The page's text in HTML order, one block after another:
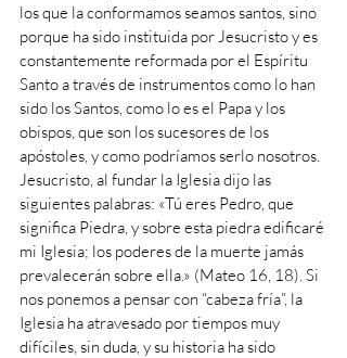
los que la conformamos seamos santos, sino
porque ha sido instituida por Jesucristo y es
constantemente reformada por el Espíritu
Santo a través de instrumentos como lo han
sido los Santos, como lo es el Papa y los
obispos, que son los sucesores de los
apóstoles, y como podríamos serlo nosotros.
Jesucristo, al fundar la Iglesia dijo las
siguientes palabras: «Tú eres Pedro, que
significa Piedra, y sobre esta piedra edificaré
mi Iglesia; los poderes de la muerte jamás
prevalecerán sobre ella.» (Mateo 16, 18). Si
nos ponemos a pensar con “cabeza fría”, la
Iglesia ha atravesado por tiempos muy
difíciles, sin duda, y su historia ha sido